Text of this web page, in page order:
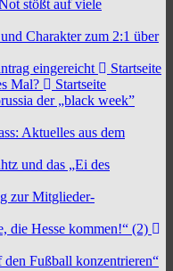
stößt auf viele
Charakter zum 2:1 über
eingereicht
Startseite
Mal?
Startseite
der „black week”
Aktuelles aus dem
und das „Ei des
zur Mitglieder-
die Hesse kommen!“ (2)
den Fußball konzentrieren“